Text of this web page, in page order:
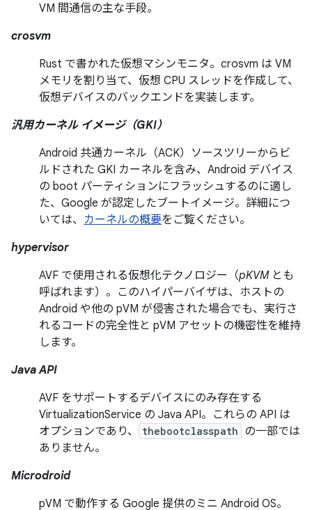
VM 間通信の主な手段。
crosvm
Rust で書かれた仮想マシンモニタ。crosvm は VM
メモリを割り当て、仮想 CPU スレッドを作成して、
仮想デバイスのバックエンドを実装します。
汎用カーネル イメージ（GKI）
Android 共通カーネル（ACK）ソースツリーからビ
ルドされた GKI カーネルを含み、Android デバイス
の boot パーティションにフラッシュするのに適し
た、Google が認定したブートイメージ。詳細につ
いては、 カーネルの概要をご覧ください。
hypervisor
AVF で使用される仮想化テクノロジー（pKVMとも
呼ばれます）。このハイパーバイザは、ホストの
Android や他の pVM が侵害された場合でも、実行さ
れるコードの完全性と pVM アセットの機密性を維持
します。
Java API
AVF をサポートするデバイスにのみ存在する
VirtualizationService の Java API。これらの API は
オプションであり、
thebootclasspath の一部では
ありません。
Microdroid
pVM で動作する Google 提供のミニ Android OS。